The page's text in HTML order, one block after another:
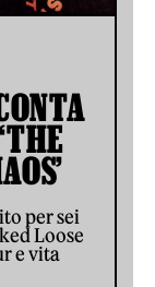
per sei
Loose
e vita